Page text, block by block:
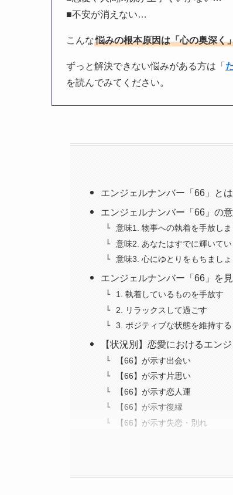
■不安が消えない…
こんな悩みの根本原因は「心の奥深く
ずっと解決できない悩みがある方は「
を読んでみてください。
エンジェルナンバー「66」と
エンジェルナンバー「66」の
意味1. 物事への執着を手放しま
意味2. あなたはすでに輝いて
意味3. 心にゆとりをもちましょ
エンジェルナンバー「66」を
1. 執着しているものを手放す
2. リラックスして過ごす
3. ポジティブな状態を維持する
【状況別】恋愛におけるエン
【66】が示す出会い
【66】が示す片思い
【66】が示す恋人運
【66】が示す復縁
【66】が示す失恋・別れ